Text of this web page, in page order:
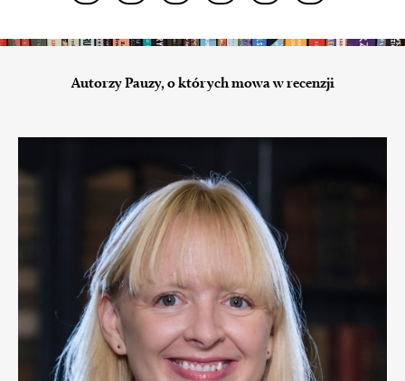
Autorzy Pauzy, o których mowa w recenzji